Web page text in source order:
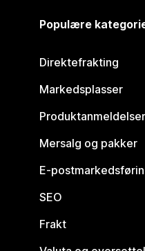
Populære
Direktefrakting
Markedsplasser
Produktanmeldelser
Mersalg og pakker
E-
SEO
Frakt